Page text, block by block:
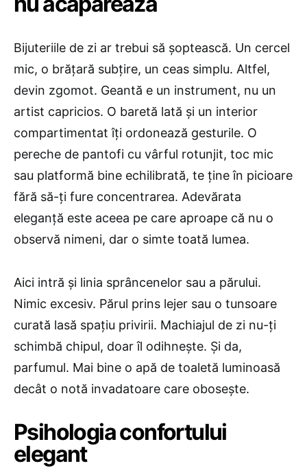
Bijuteriile de zi ar trebui să șoptească. Un cercel
mic, o brățară subțire, un ceas simplu. Altfel,
devin zgomot. Geantă e un instrument, nu un
artist capricios. O baretă lată și un interior
compartimentat îți ordonează gesturile. O
pereche de pantofi cu vârful rotunjit, toc mic
sau platformă bine echilibrată, te ține în picioare
fără să-ți fure concentrarea. Adevărata
eleganță este aceea pe care aproape că nu o
observă nimeni, dar o simte toată lumea.
Aici intră și linia sprâncenelor sau a părului.
Nimic excesiv. Părul prins lejer sau o tunsoare
curată lasă spațiu privirii. Machiajul de zi nu-ți
schimbă chipul, doar îl odihnește. Și da,
parfumul. Mai bine o apă de toaletă luminoasă
decât o notă invadatoare care obosește.
Psihologia confortului
elegant